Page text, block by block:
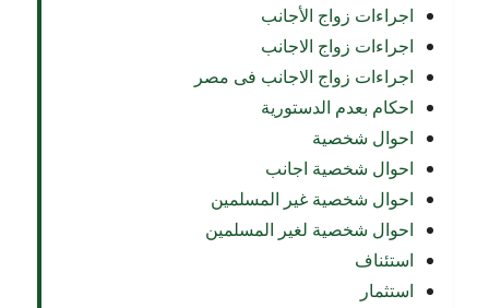
اجراءات زواج الأجانب
اجراءات زواج الاجانب
اجراءات زواج الاجانب فى مصر
احكام بعدم الدستورية
احوال شخصية
احوال شخصية اجانب
احوال شخصية غير المسلمين
احوال شخصية لغير المسلمين
استئناف
استثمار